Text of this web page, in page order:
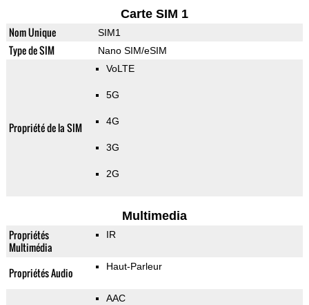
Carte SIM 1
Nom Unique SIM1
Type de SIM Nano SIM/eSIM
Propriété de la SIM
VoLTE
5G
4G
3G
2G
Multimedia
Propriétés
Multimédia
IR
Propriétés Audio Haut-Parleur
AAC